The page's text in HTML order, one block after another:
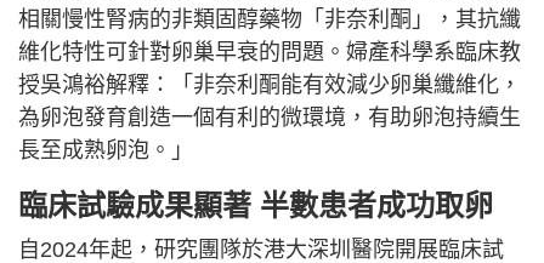
相關慢性腎病的非類固醇藥物「非奈利酮」，其抗纖
維化特性可針對卵巢早衰的問題。婦產科學系臨床教
授吳鴻裕解釋：「非奈利酮能有效減少卵巢纖維化，
為卵泡發育創造一個有利的微環境，有助卵泡持續生
長至成熟卵泡。」
臨床試驗成果顯著 半數患者成功取卵
自2024年起，研究團隊於港大深圳醫院開展臨床試